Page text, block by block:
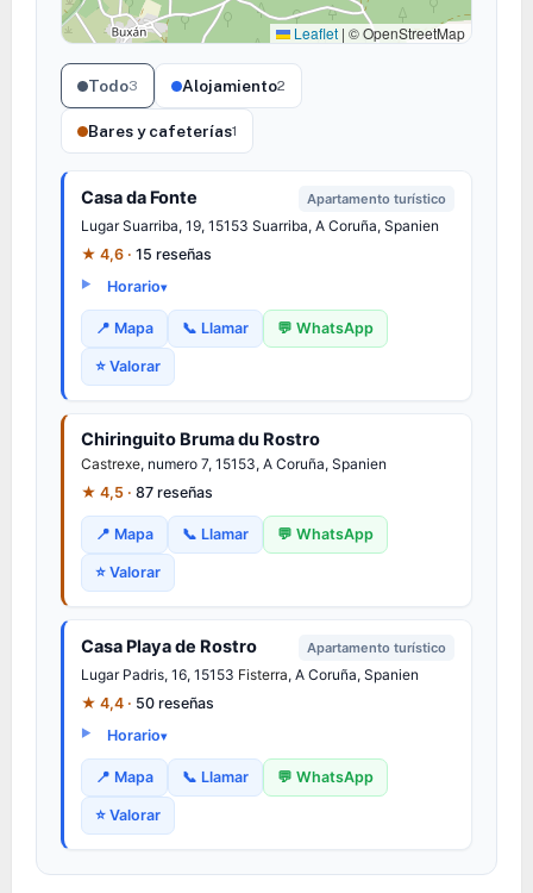
Leaflet | © OpenStreetMap
Todo3 Alojamiento2
Bares y cafeterías1
Casa da Fonte Apartamento turístico
Lugar Suarriba, 19, 15153 Suarriba, A Coruña, Spanien
★ 4,6 · 15 reseñas
Horario
📍 Mapa 📞 Llamar 💬 WhatsApp
⭐ Valorar
Chiringuito Bruma du Rostro
Castrexe, numero 7, 15153, A Coruña, Spanien
★ 4,5 · 87 reseñas
📍 Mapa 📞 Llamar 💬 WhatsApp
⭐ Valorar
Casa Playa de Rostro Apartamento turístico
Lugar Padris, 16, 15153 Fisterra, A Coruña, Spanien
★ 4,4 · 50 reseñas
Horario
📍 Mapa 📞 Llamar 💬 WhatsApp
⭐ Valorar